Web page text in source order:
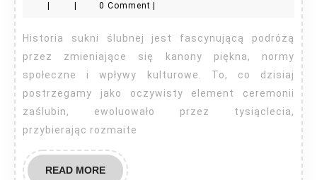
się
suknie
ślubne?
0 Comment
Historia sukni ślubnej jest fascynującą podróżą
przez zmieniające się kanony piękna, normy
społeczne i wpływy kulturowe. To, co dzisiaj
postrzegamy jako oczywisty element ceremonii
zaślubin, ewoluowało przez tysiąclecia,
przybierając rozmaite
READ MOREREAD